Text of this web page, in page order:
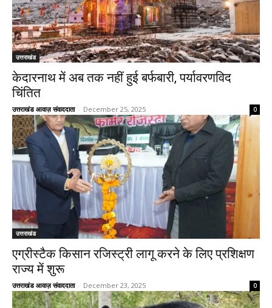
उत्तराखंड
केदारनाथ में अब तक नहीं हुई बर्फबारी, पर्यावरणविद
चिंतित
उत्तराखंड आवाज़ संवाददाता - December 25, 2025 0
उत्तराखंड
एग्रीस्टैक किसान रजिस्ट्री लागू करने के लिए प्रशिक्षण
राज्य में शुरू
उत्तराखंड आवाज़ संवाददाता - December 23, 2025 0